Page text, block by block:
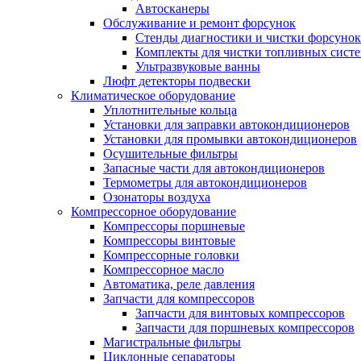
Автосканеры
Обслуживание и ремонт форсунок
Стенды диагностики и чистки форсунок
Комплекты для чистки топливных
Ультразвуковые ванны
Люфт детекторы подвески
Климатическое оборудование
Уплотнительные кольца
Установки для заправки автокондиционеров
Установки для промывки автокондиционеров
Осушительные фильтры
Запасные части для автокондиционеров
Термометры для автокондиционеров
Озонаторы воздуха
Компрессорное оборудование
Компрессоры поршневые
Компрессоры винтовые
Компрессорные головки
Компрессорное масло
Автоматика, реле давления
Запчасти для компрессоров
Запчасти для винтовых компрессоров
Запчасти для поршневых компрессоров
Магистральные фильтры
Циклонные сепараторы